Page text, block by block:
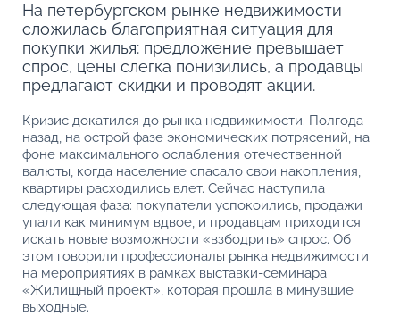
На петербургском рынке недвижимости
сложилась благоприятная ситуация для
покупки жилья: предложение превышает
спрос, цены слегка понизились, а продавцы
предлагают скидки и проводят акции.
Кризис докатился до рынка недвижимости. Полгода
назад, на острой фазе экономических потрясений, на
фоне максимального ослабления отечественной
валюты, когда население спасало свои накопления,
квартиры расходились влет. Сейчас наступила
следующая фаза: покупатели успокоились, продажи
упали как минимум вдвое, и продавцам приходится
искать новые возможности «взбодрить» спрос. Об
этом говорили профессионалы рынка недвижимости
на мероприятиях в рамках выставки-семинара
«Жилищный проект», которая прошла в минувшие
выходные.